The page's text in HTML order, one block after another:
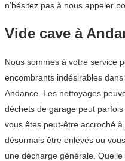
n’hésitez pas à nous appeler
Vide cave à
Nous sommes à votre service
encombrants indésirables
Andance. Les nettoyages
déchets de garage peut
vous êtes peut-être accroché
désormais être enlevés ou
une décharge générale.